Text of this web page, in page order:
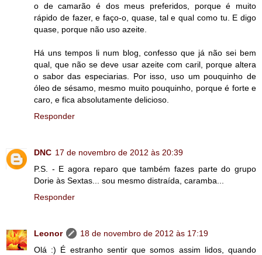
o de camarão é dos meus preferidos, porque é muito
rápido de fazer, e faço-o, quase, tal e qual como tu. E digo
quase, porque não uso azeite.
Há uns tempos li num blog, confesso que já não sei bem
qual, que não se deve usar azeite com caril, porque altera
o sabor das especiarias. Por isso, uso um pouquinho de
óleo de sésamo, mesmo muito pouquinho, porque é forte e
caro, e fica absolutamente delicioso.
Responder
DNC 17 de novembro de 2012 às 20:39
P.S. - E agora reparo que também fazes parte do grupo
Dorie às Sextas... sou mesmo distraída, caramba...
Responder
Leonor
18 de novembro de 2012 às 17:19
Olá :) É estranho sentir que somos assim lidos, quando